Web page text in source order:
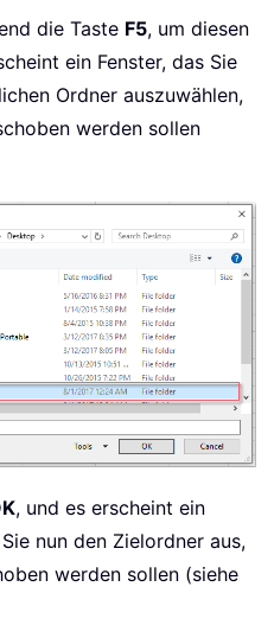
die Taste F5, um diesen
ein Fenster, das Sie
Ordner auszuwählen,
werden sollen
, und es erscheint ein
nun den Zielordner aus,
werden sollen (siehe